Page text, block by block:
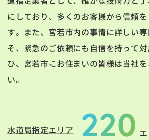
にしており、多くのお客様から信頼
す。また、宮若市内の事情に詳しい
そ、緊急のご依頼にも自信を持って
ひ、宮若市にお住まいの皆様は当社
い。
水道局指定エリア 220